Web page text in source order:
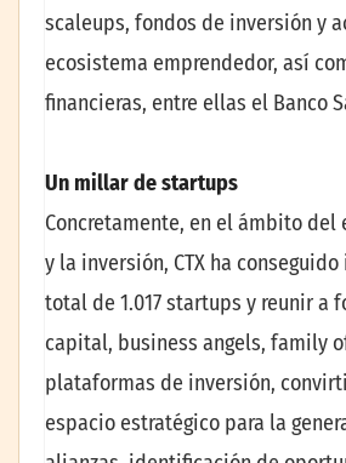
scaleups, fondos de inversión y
ecosistema emprendedor, así
financieras, entre ellas el Banco
Un millar de startups
Concretamente, en el ámbito
y la inversión, CTX ha
total de 1.017 startups y reunir a
capital, business angels, family
plataformas de inversión,
espacio estratégico para la